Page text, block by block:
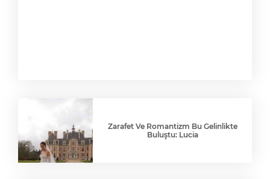
Zarafet Ve Romantizm Bu Gelinlikte
Buluştu: Lucia